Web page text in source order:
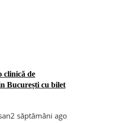
clinică de
București cu bilet
2 săptămâni ago